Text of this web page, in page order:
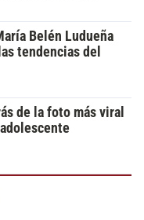
Belén Ludueña
tendencias del
de la foto más viral